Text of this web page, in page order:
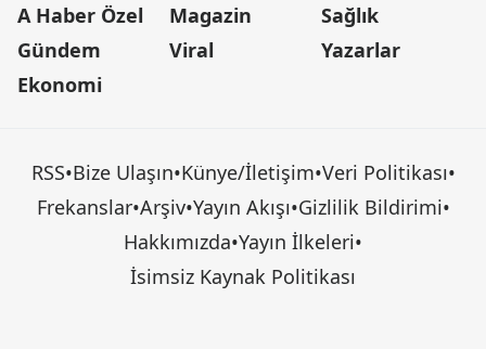
A Haber Özel
Gündem
Ekonomi
Magazin
Viral
Sağlık
Yazarlar
RSS•Bize Ulaşın•Künye/İletişim•Veri Politikası•
Frekanslar•Arşiv•Yayın Akışı•Gizlilik Bildirimi•
Hakkımızda•Yayın İlkeleri•
İsimsiz Kaynak Politikası